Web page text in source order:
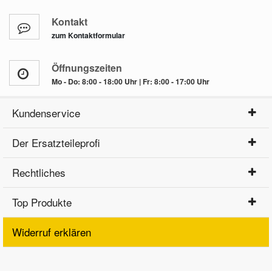
Kontakt
zum Kontaktformular
Öffnungszeiten
Mo - Do: 8:00 - 18:00 Uhr | Fr: 8:00 - 17:00 Uhr
Kundenservice
Der Ersatzteileprofi
Rechtliches
Top Produkte
Widerruf erklären